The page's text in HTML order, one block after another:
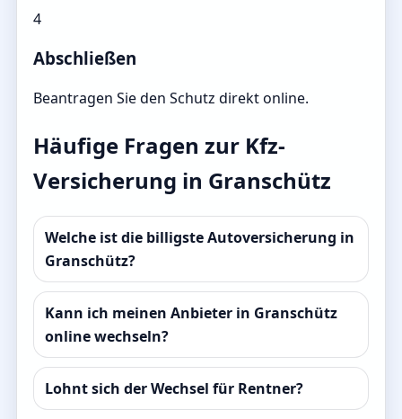
4
Abschließen
Beantragen Sie den Schutz direkt online.
Häufige Fragen zur Kfz-
Versicherung in Granschütz
Welche ist die billigste Autoversicherung in
Granschütz?
Kann ich meinen Anbieter in Granschütz
online wechseln?
Lohnt sich der Wechsel für Rentner?